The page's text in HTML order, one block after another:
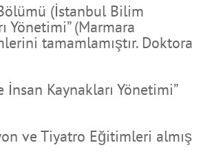
(İstanbul Bilim
Yönetimi” (Marmara
tamamlamıştır. Doktora
Kaynakları Yönetimi”
ve Tiyatro Eğitimleri almış